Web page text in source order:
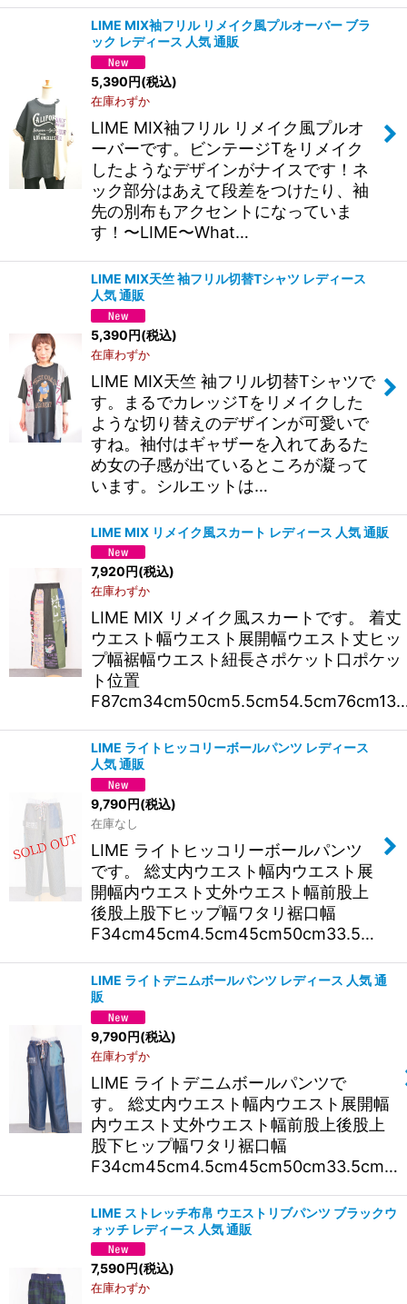
LIME MIX袖フリル リメイク風プルオーバー ブラ
ック レディース 人気 通販
5,390円(税込)
在庫わずか
LIME MIX袖フリル リメイク風プルオ
ーバーです。ビンテージTをリメイク
したようなデザインがナイスです！ネ
ック部分はあえて段差をつけたり、袖
先の別布もアクセントになっていま
す！〜LIME〜What…
LIME MIX天竺 袖フリル切替Tシャツ レディース
人気 通販
5,390円(税込)
在庫わずか
LIME MIX天竺 袖フリル切替Tシャツで
す。まるでカレッジTをリメイクした
ような切り替えのデザインが可愛いで
すね。袖付はギャザーを入れてあるた
め女の子感が出ているところが凝って
います。シルエットは…
LIME MIX リメイク風スカート レディース 人気 通販
7,920円(税込)
在庫わずか
LIME MIX リメイク風スカートです。 着丈
ウエスト幅ウエスト展開幅ウエスト丈ヒッ
プ幅裾幅ウエスト紐長さポケット口ポケッ
ト位置
LIME ライトヒッコリーボールパンツ レディース
人気 通販
9,790円(税込)
在庫なし
LIME ライトヒッコリーボールパンツ
です。 総丈内ウエスト幅内ウエスト展
開幅内ウエスト丈外ウエスト幅前股上
後股上股下ヒップ幅ワタリ裾口幅
F34cm45cm4.5cm45cm50cm33.5…
LIME ライトデニムボールパンツ レディース 人気 通
販
9,790円(税込)
在庫わずか
LIME ライトデニムボールパンツで
す。 総丈内ウエスト幅内ウエスト展開幅
内ウエスト丈外ウエスト幅前股上後股上
股下ヒップ幅ワタリ裾口幅
F34cm45cm4.5cm45cm50cm33.5cm…
LIME ストレッチ布帛 ウエストリブパンツ ブラックウ
ォッチ レディース 人気 通販
7,590円(税込)
在庫わずか